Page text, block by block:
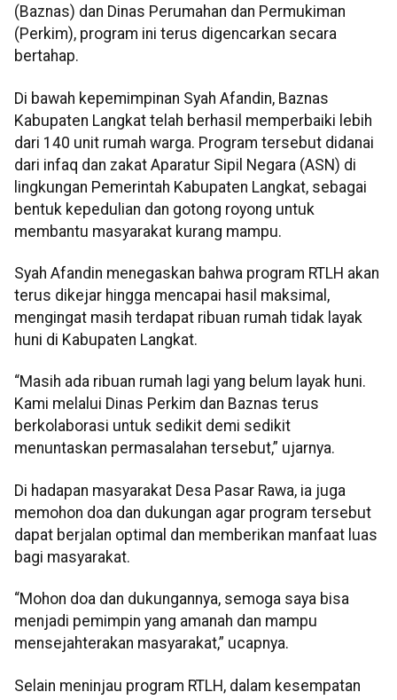
(Baznas) dan Dinas Perumahan dan Permukiman
(Perkim), program ini terus digencarkan secara
bertahap.
Di bawah kepemimpinan Syah Afandin, Baznas
Kabupaten Langkat telah berhasil memperbaiki lebih
dari 140 unit rumah warga. Program tersebut didanai
dari infaq dan zakat Aparatur Sipil Negara (ASN) di
lingkungan Pemerintah Kabupaten Langkat, sebagai
bentuk kepedulian dan gotong royong untuk
membantu masyarakat kurang mampu.
Syah Afandin menegaskan bahwa program RTLH akan
terus dikejar hingga mencapai hasil maksimal,
mengingat masih terdapat ribuan rumah tidak layak
huni di Kabupaten Langkat.
“Masih ada ribuan rumah lagi yang belum layak huni.
Kami melalui Dinas Perkim dan Baznas terus
berkolaborasi untuk sedikit demi sedikit
menuntaskan permasalahan tersebut,” ujarnya.
Di hadapan masyarakat Desa Pasar Rawa, ia juga
memohon doa dan dukungan agar program tersebut
dapat berjalan optimal dan memberikan manfaat luas
bagi masyarakat.
“Mohon doa dan dukungannya, semoga saya bisa
menjadi pemimpin yang amanah dan mampu
mensejahterakan masyarakat,” ucapnya.
Selain meninjau program RTLH, dalam kesempatan